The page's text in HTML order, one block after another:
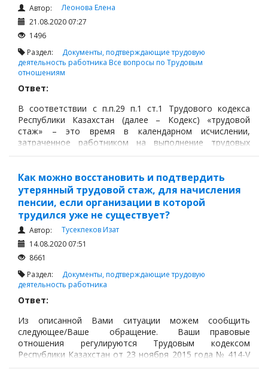
Автор:
Леонова Елена
21.08.2020 07:27
1496
Раздел: Документы, подтверждающие трудовую
деятельность работника Все вопросы по Трудовым
отношениям
Ответ:
В соответствии с п.п.29 п.1 ст.1 Трудового кодекса
Республики Казахстан (далее – Кодекс) «трудовой
стаж» – это время в календарном исчислении,
затраченное работником на выполнение трудовых
обязанностей, а также иные периоды, включаемые в
отпуск без сохранения заработной платы, учебный
отпуск, период временной нетрудоспособности и т.д.).
Как можно восстановить и подтвердить
утерянный трудовой стаж, для начисления
пенсии, если организации в которой
трудился уже не существует?
Автор:
Тусекпеков Изат
14.08.2020 07:51
8661
Раздел: Документы, подтверждающие трудовую
деятельность работника
Ответ:
Из описанной Вами ситуации можем сообщить
следующее/Ваше обращение. Ваши правовые
отношения регулируются Трудовым кодексом
Республики Казахстан от 23 ноября 2015 года № 414-V
(далее по тексту – ТК РК).